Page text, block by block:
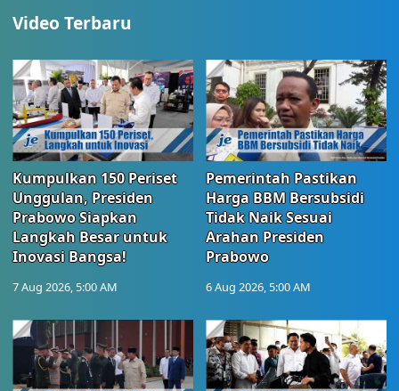
Video Terbaru
Kumpulkan 150 Periset
Unggulan, Presiden
Prabowo Siapkan
Langkah Besar untuk
Inovasi Bangsa!
7 Aug 2026, 5:00 AM
Pemerintah Pastikan
Harga BBM Bersubsidi
Tidak Naik Sesuai
Arahan Presiden
Prabowo
6 Aug 2026, 5:00 AM